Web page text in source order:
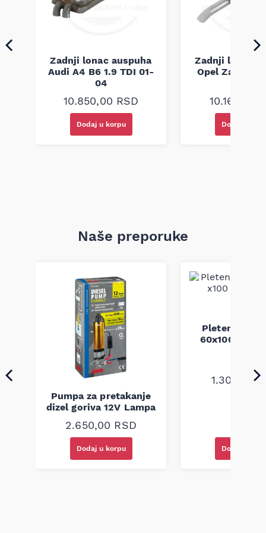
Zadnji lonac auspuha
Audi A4 B6 1.9 TDI 01-
04
10.850,00 RSD
Dodaj u korpu
Zadnji lonac
Opel Zafira A
10.160,00
Dodaj u
Naše preporuke
Pumpa za pretakanje
dizel goriva 12V Lampa
2.650,00 RSD
Dodaj u korpu
Pletenica
60x100
1.300,00
Dodaj u